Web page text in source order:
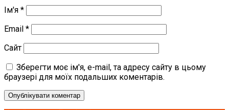
Ім'я *
Email *
Сайт
Зберегти моє ім'я, e-mail, та адресу сайту в цьому
браузері для моїх подальших коментарів.